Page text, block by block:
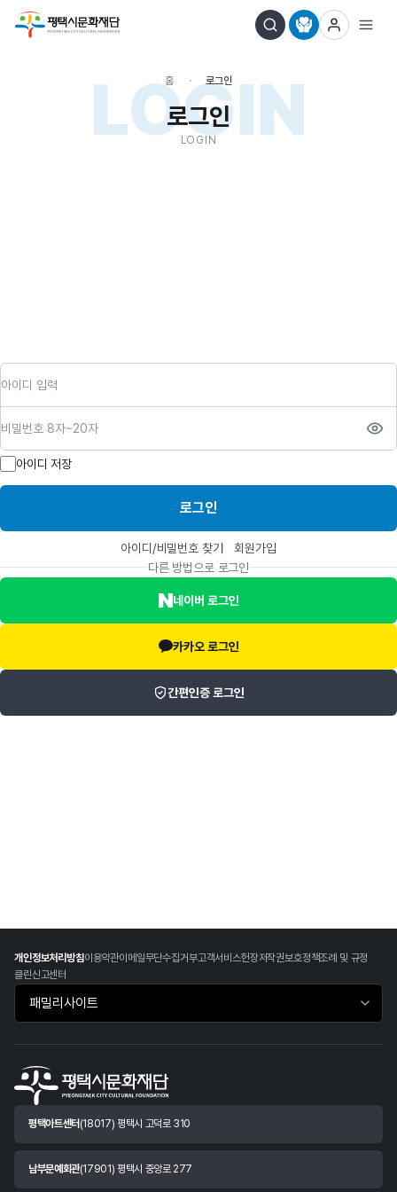
LOGIN
홈 로그인
로그인
LOGIN
아이디 저장
로그인
아이디/비밀번호 찾기
회원가입
다른 방법으로 로그인
네이버 로그인
카카오 로그인
간편인증 로그인
개인정보처리방침이용약관이메일무단수집거부고객서비스헌장저작권보호정책조례 및 규정
클린신고센터
패밀리사이트 바로가기
평택아트센터 (18017) 평택시 고덕로 310
남부문예회관(17901) 평택시 중앙로 277